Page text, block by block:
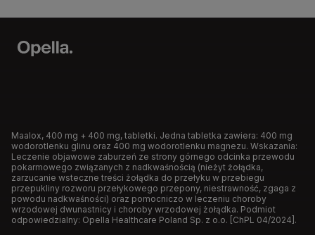
Maalox, 400 mg + 400 mg, tabletki. Jedna tabletka zawiera: 400 mg
wodorotlenku glinu oraz 400 mg wodorotlenku magnezu. Wskazania:
Leczenie objawowe zaburzeń ze strony górnego odcinka przewodu
pokarmowego związanych z nadkwaśnością (nieżyt żołądka,
zarzucanie wsteczne treści żołądka do przełyku w przebiegu
przepukliny rozworu przełykowego przepony, niestrawność, zgaga z
powodu nadkwaśności) oraz pomocniczo w leczeniu choroby
wrzodowej dwunastnicy i choroby wrzodowej żołądka. Podmiot
odpowiedzialny: Opella Healthcare Poland Sp. z o.o. [ChPL 04/2024].